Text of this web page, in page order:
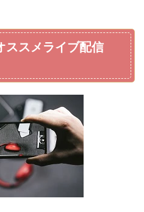
ススメライブ配信